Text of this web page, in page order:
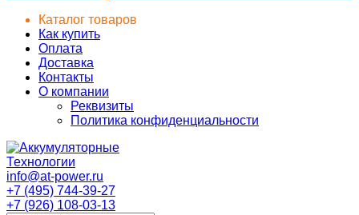
Каталог товаров
Как купить
Оплата
Доставка
Контакты
О компании
Реквизиты
Политика конфиденциальности
info@at-power.ru
+7 (495) 744-39-27
+7 (926) 108-03-13